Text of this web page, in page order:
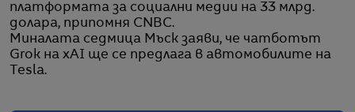
платформата за социални медии на 33 млрд.
долара, припомня CNBC.
Миналата седмица Мъск заяви, че чатботът
Grok на xAI ще се предлага в автомобилите на
Tesla.